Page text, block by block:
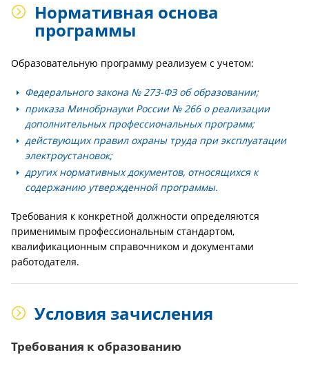
Нормативная основа
программы
Образовательную программу реализуем с учетом:
Федерального закона № 273-ФЗ об образовании;
приказа Минобрнауки России № 266 о реализации
дополнительных профессиональных программ;
действующих правил охраны труда при эксплуатации
электроустановок;
других нормативных документов, относящихся к
содержанию утвержденной программы.
Требования к конкретной должности определяются
применимым профессиональным стандартом,
квалификационным справочником и документами
работодателя.
Условия зачисления
Требования к образованию